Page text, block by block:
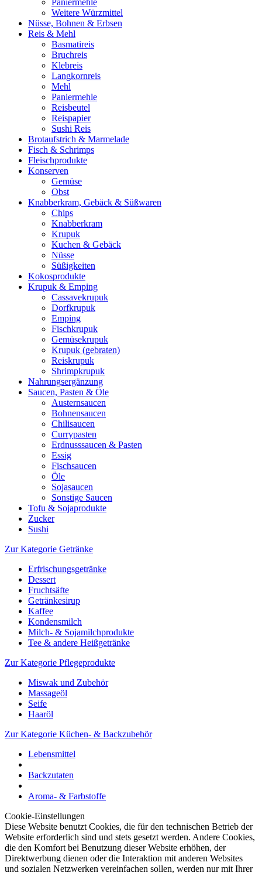
Paniermehle
Weitere Würzmittel
Nüsse, Bohnen & Erbsen
Reis & Mehl
Basmatireis
Bruchreis
Klebreis
Langkornreis
Mehl
Paniermehle
Reisbeutel
Reispapier
Sushi Reis
Brotaufstrich & Marmelade
Fisch & Schrimps
Fleischprodukte
Konserven
Gemüse
Obst
Knabberkram, Gebäck & Süßwaren
Chips
Knabberkram
Krupuk
Kuchen & Gebäck
Nüsse
Süßigkeiten
Kokosprodukte
Krupuk & Emping
Cassavekrupuk
Dorfkrupuk
Emping
Fischkrupuk
Gemüsekrupuk
Krupuk (gebraten)
Reiskrupuk
Shrimpkrupuk
Nahrungsergänzung
Saucen, Pasten & Öle
Austernsaucen
Bohnensaucen
Chilisaucen
Currypasten
Erdnusssaucen & Pasten
Essig
Fischsaucen
Öle
Sojasaucen
Sonstige Saucen
Tofu & Sojaprodukte
Zucker
Sushi
Zur Kategorie Getränke
Erfrischungsgetränke
Dessert
Fruchtsäfte
Getränkesirup
Kaffee
Kondensmilch
Milch- & Sojamilchprodukte
Tee & andere Heißgetränke
Zur Kategorie Pflegeprodukte
Miswak und Zubehör
Massageöl
Seife
Haaröl
Zur Kategorie Küchen- & Backzubehör
Lebensmittel
Backzutaten
Aroma- & Farbstoffe
Cookie-Einstellungen
Diese Website benutzt Cookies, die für den technischen Betrieb der
Website erforderlich sind und stets gesetzt werden. Andere Cookies,
die den Komfort bei Benutzung dieser Website erhöhen, der
Direktwerbung dienen oder die Interaktion mit anderen Websites
und sozialen Netzwerken vereinfachen sollen, werden nur mit Ihrer